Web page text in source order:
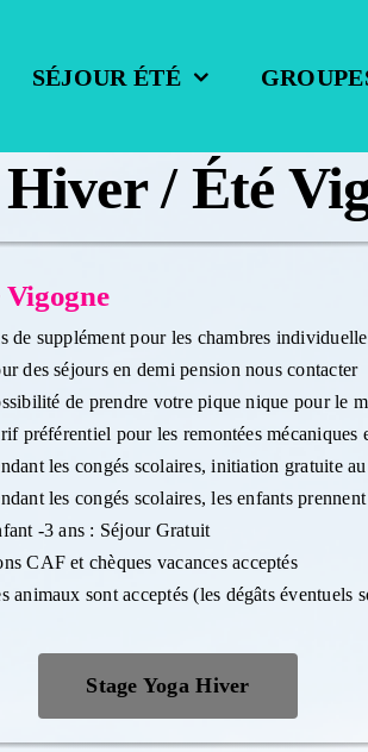
SÉJOUR ÉTÉ
/ Été
Vigogne
de supplément pour les chambres
des séjours en demi pension nous contacter
de prendre votre pique nique pour le
préférentiel pour les remontées mécaniques
les congés scolaires, initiation gratuite
les congés scolaires, les enfants
-3 ans : Séjour Gratuit
CAF et chèques vacances acceptés
animaux sont acceptés (les dégâts éventuels
Stage Yoga Hiver